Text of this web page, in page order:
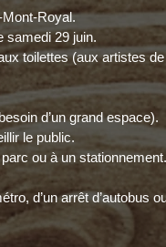
Mont-Royal.
samedi 29 juin.
toilettes (aux artistes
d’un grand espace).
le public.
ou à un stationnement.
d’un arrêt d’autobus